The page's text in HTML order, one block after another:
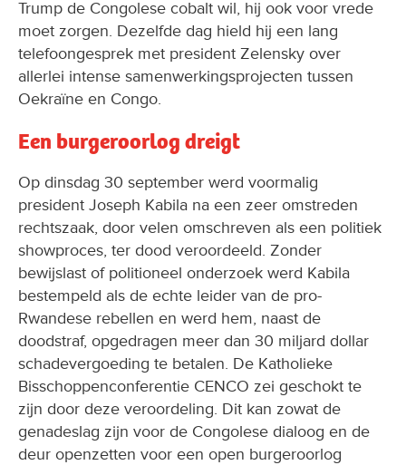
Trump de Congolese cobalt wil, hij ook voor vrede
moet zorgen. Dezelfde dag hield hij een lang
telefoongesprek met president Zelensky over
allerlei intense samenwerkingsprojecten tussen
Oekraïne en Congo.
Een burgeroorlog dreigt
Op dinsdag 30 september werd voormalig
president Joseph Kabila na een zeer omstreden
rechtszaak, door velen omschreven als een politiek
showproces, ter dood veroordeeld. Zonder
bewijslast of politioneel onderzoek werd Kabila
bestempeld als de echte leider van de pro-
Rwandese rebellen en werd hem, naast de
doodstraf, opgedragen meer dan 30 miljard dollar
schadevergoeding te betalen. De Katholieke
Bisschoppenconferentie CENCO zei geschokt te
zijn door deze veroordeling. Dit kan zowat de
genadeslag zijn voor de Congolese dialoog en de
deur openzetten voor een open burgeroorlog